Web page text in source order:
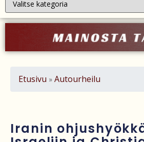
Nigel Farage vaatii ulkomaalaisten
Justin Trudeau puolustautuu kritiikiltä
Turistijuna kaatui Cártaman tapasjuhlilla –
Etusivu » Autourheilu
Iranin